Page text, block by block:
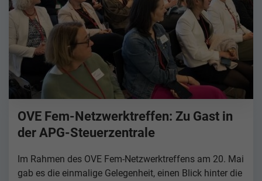
OVE Fem-Netzwerktreffen: Zu Gast in
der APG-Steuerzentrale
Im Rahmen des OVE Fem-Netzwerktreffens am 20. Mai
gab es die einmalige Gelegenheit, einen Blick hinter die